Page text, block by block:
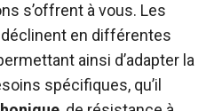
s’offrent à vous. Les
en différentes
ainsi d’adapter la
spécifiques, qu’il